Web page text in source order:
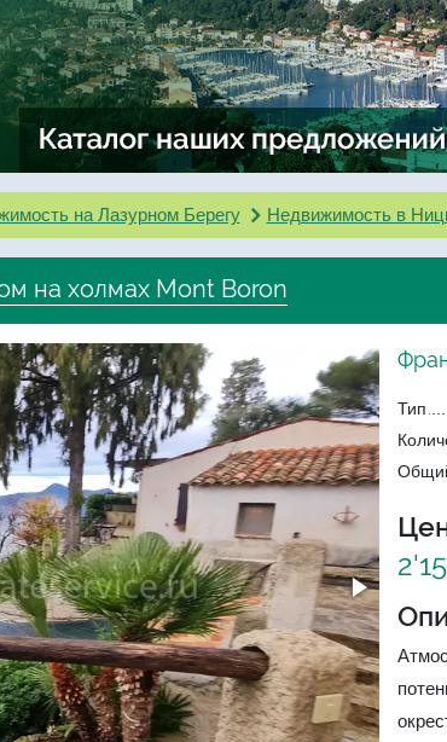
на Лазурном Берегу Недвижимость в
на холмах Mont Boron
Тип